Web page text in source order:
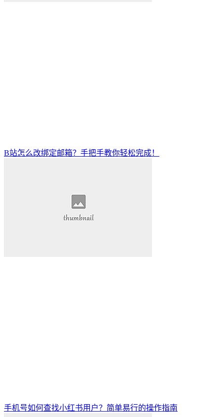
B站怎么改绑定邮箱？手把手教你轻松完成！
手机号如何查找小红书用户？简单易行的操作指南